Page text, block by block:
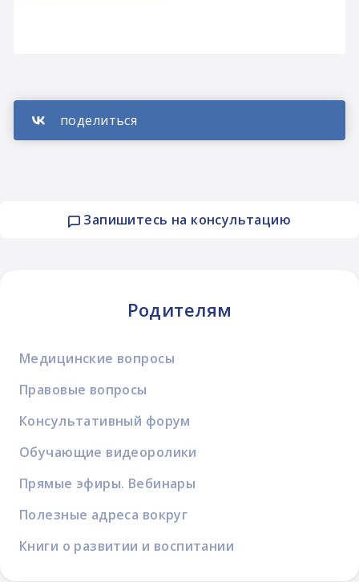
Запишитесь на консультацию
Родителям
Медицинские вопросы
Правовые вопросы
Консультативный форум
Обучающие видеоролики
Прямые эфиры. Вебинары
Полезные адреса вокруг
Книги о развитии и воспитании